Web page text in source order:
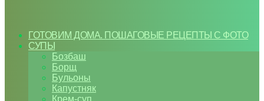
ГОТОВИМ ДОМА. ПОШАГОВЫЕ РЕЦЕПТЫ С ФОТО
СУПЫ
Бозбаш
Борщ
Бульоны
Капустняк
Крем-суп